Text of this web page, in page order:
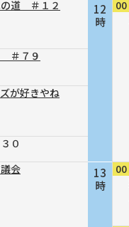
の道 ＃１２
＃７９
が好きやね
０
会
12
時
13
時
00
00